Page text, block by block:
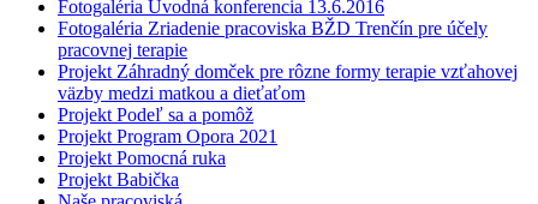
Fotogaléria Úvodná konferencia 13.6.2016
Fotogaléria Zriadenie pracoviska BŽD Trenčín pre účely
pracovnej terapie
Projekt Záhradný domček pre rôzne formy terapie vzťahovej
väzby medzi matkou a dieťaťom
Projekt Podeľ sa a pomôž
Projekt Program Opora 2021
Projekt Pomocná ruka
Projekt Babička